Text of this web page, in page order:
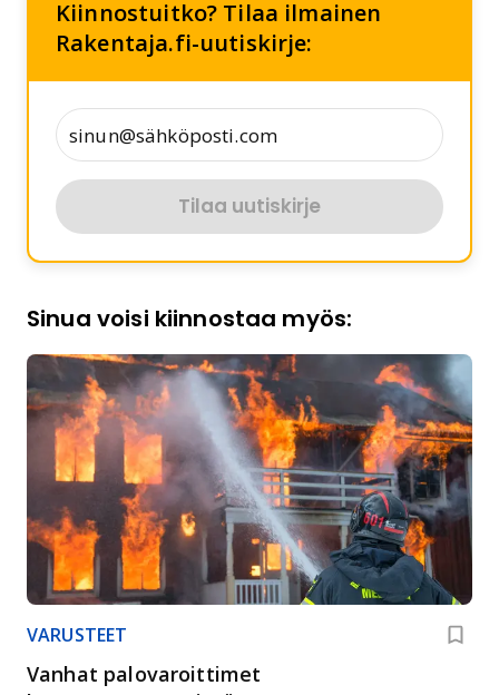
Kiinnostuitko? Tilaa ilmainen
Rakentaja.fi-uutiskirje:
Tilaa uutiskirje
Sinua voisi kiinnostaa myös:
VARUSTEET
Vanhat palovaroittimet